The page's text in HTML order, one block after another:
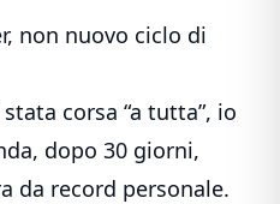
non nuovo ciclo di
corsa “a tutta”, io
dopo 30 giorni,
da record personale.